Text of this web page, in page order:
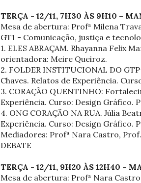
TERÇA - 12/11, 7H30 ÀS 9H10 –
Mesa de abertura: Profª Milena
GT1 - Comunicação, justiça e
1. ELES ABRAÇAM. Rhayanna Felix
orientadora: Meire Queiroz.
2. FOLDER INSTITUCIONAL DO
Chaves. Relatos de Experiência.
3. CORAÇÃO QUENTINHO:
Experiência. Curso: Design
4. ONG CORAÇÃO NA RUA. Júlia
Experiência. Curso: Design
Mediadores: Profª Nara Castro,
DEBATE
TERÇA - 12/11, 9H20 ÀS 12H40 –
Mesa de abertura: Profª Nara Castro